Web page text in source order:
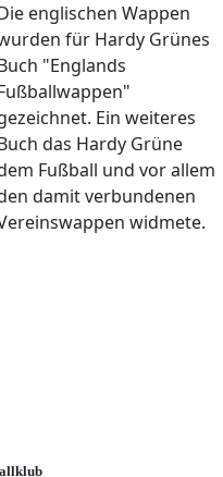
englischen Wappen
für Hardy Grünes
"Englands
Ein weiteres
das Hardy Grüne
Fußball und vor allem
damit verbundenen
widmete.